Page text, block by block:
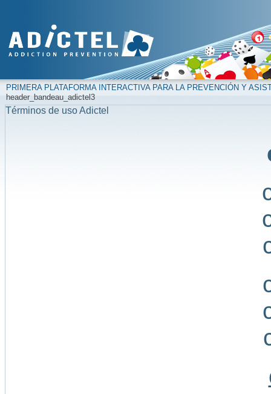
PRIMERA PLATAFORMA INTERACTIVA PARA LA PREVENCIÓN Y
header_bandeau_adictel3
Términos de uso Adictel